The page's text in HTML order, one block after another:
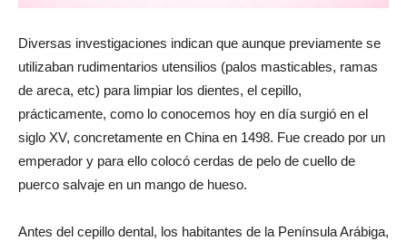
Diversas investigaciones indican que aunque previamente se
utilizaban rudimentarios utensilios (palos masticables, ramas
de areca, etc) para limpiar los dientes, el cepillo,
prácticamente, como lo conocemos hoy en día surgió en el
siglo XV, concretamente en China en 1498. Fue creado por un
emperador y para ello colocó cerdas de pelo de cuello de
puerco salvaje en un mango de hueso.
Antes del cepillo dental, los habitantes de la Península Arábiga,